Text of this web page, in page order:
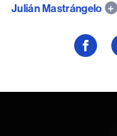
Julián Mastrángelo
Seguí
en